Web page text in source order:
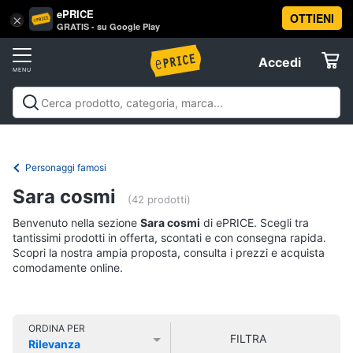
× ePRICE
GRATIS - su Google Play
OTTIENI
Accedi
Accedi
Registrati
Offerte
Telefonia
Tv
Cinema
Vai
al
Libri,
cd
e
Libri
Religione
Spiritualità
Attualità,
politica
e
Cucina
Personaggi famosi
Sara cosmi (42 prodotti)
Benvenuto nella sezione Sara cosmi di ePRICE. Scegli tra
tantissimi prodotti in offerta, scontati e con consegna rapida.
Scopri la nostra ampia proposta, consulta i prezzi e acquista
comodamente online.
ORDINA PER
Rilevanza
FILTRA